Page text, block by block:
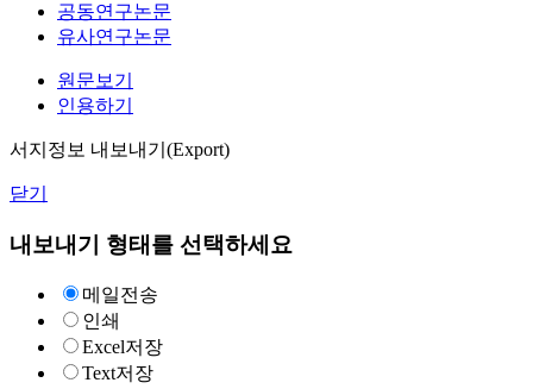
공동연구논문
유사연구논문
원문보기
인용하기
서지정보 내보내기(Export)
닫기
내보내기 형태를 선택하세요
메일전송
인쇄
Excel저장
Text저장